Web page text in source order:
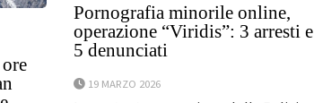
Pornografia minorile online,
operazione “Viridis”: 3 arresti e
5 denunciati
19 MARZO 2026